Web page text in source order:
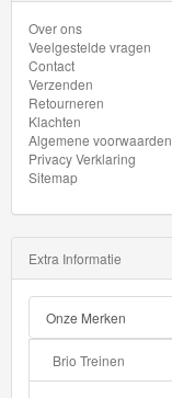
HW
Gasser
HW
Getaways
HW
Glow
Racers
HW
Green
Speed
Over ons
Veelgestelde vragen
Contact
Verzenden
Retourneren
Klachten
Algemene voorwaarden
Privacy Verklaring
Sitemap
Extra Informatie
Onze Merken
Brio Treinen